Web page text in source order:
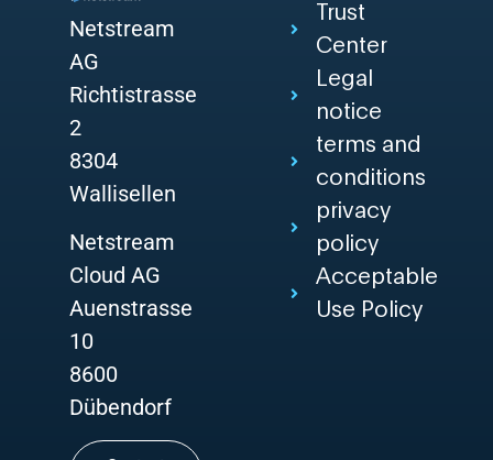
Netstream
AG
Richtistrasse
2
8304
Wallisellen
Netstream
Cloud AG
Auenstrasse
10
8600
Dübendorf
Trust
Center
Legal
notice
terms and
conditions
privacy
policy
Acceptable
Use Policy